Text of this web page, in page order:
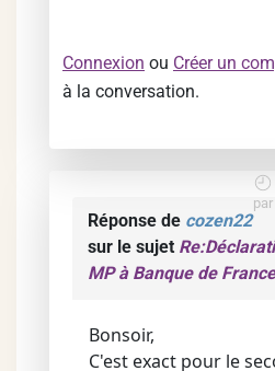
Connexion ou Créer un
à la conversation.
par
Réponse de cozen22
sur le sujet
MP à Banque de France
Bonsoir,
C'est exact pour le